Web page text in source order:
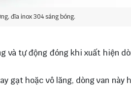
đĩa inox 304 sáng bóng.
và tự động đóng khi xuất hiện
gạt hoặc vô lăng, dòng van này